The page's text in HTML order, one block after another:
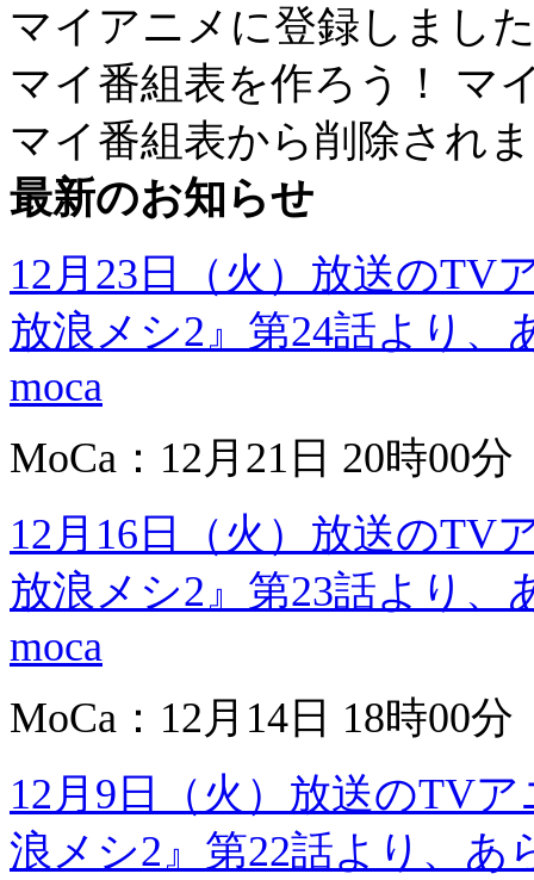
マイアニメに登録しまし
マイ番組表を作ろう！
マ
マイ番組表から削除され
最新のお知らせ
12月23日（火）放送のTV
放浪メシ2』第24話より、
moca
MoCa：12月21日 20時00分
12月16日（火）放送のTV
放浪メシ2』第23話より、
moca
MoCa：12月14日 18時00分
12月9日（火）放送のTV
浪メシ2』第22話より、あ